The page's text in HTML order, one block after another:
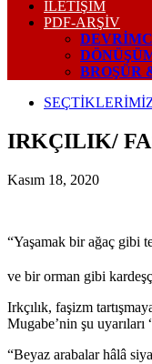
İLETİŞİM
PDF-ARŞIV
BROŞÜR
IRKÇILIK/
Kasım 18, 2020
“Yaşamak bir ağaç gibi
ve bir orman gibi
Irkçılık, faşizm
Mugabe’nin şu uyarıları
“Beyaz arabalar hâlâ